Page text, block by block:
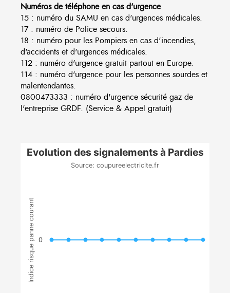
Numéros de téléphone en cas d'urgence
15 : numéro du SAMU en cas d'urgences médicales.
17 : numéro de Police secours.
18 : numéro pour les Pompiers en cas d'incendies,
d'accidents et d'urgences médicales.
112 : numéro d'urgence gratuit partout en Europe.
114 : numéro d'urgence pour les personnes sourdes et
malentendantes.
0800473333 : numéro d'urgence sécurité gaz de
l'entreprise GRDF. (Service & Appel gratuit)
Indice risque panne courant
Evolution des signalements à Pardies
Source: coupureelectricite.fr
0